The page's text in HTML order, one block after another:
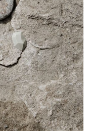
a partir de otra
en comunidad. El